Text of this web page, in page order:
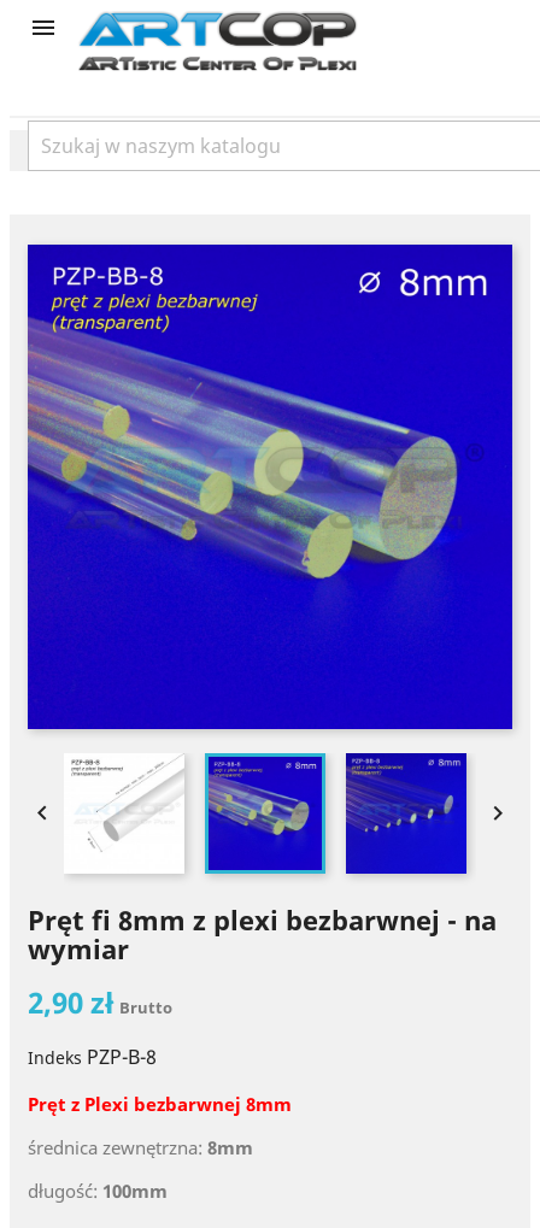
product

 
Pręt fi 8mm z plexi bezbarwnej - na
wymiar
2,90 zł Brutto
Indeks PZP-B-8
Pręt z Plexi bezbarwnej 8mm
średnica zewnętrzna: 8mm
długość: 100mm